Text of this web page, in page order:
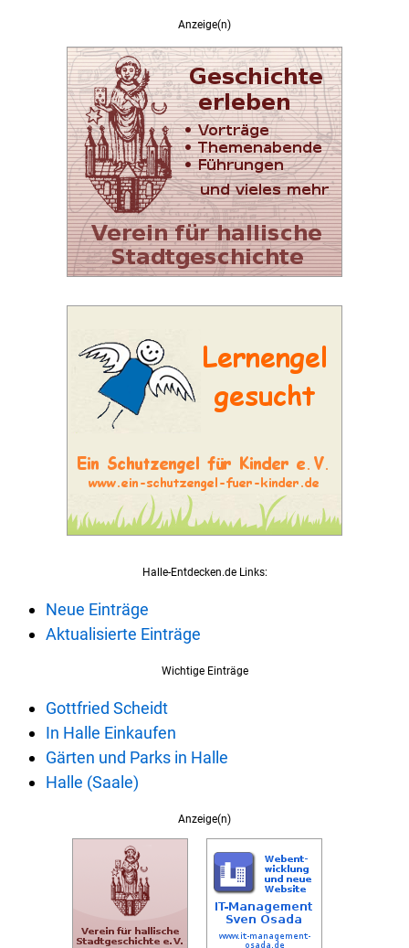
Anzeige(n)
Halle-Entdecken.de Links:
Neue Einträge
Aktualisierte Einträge
Wichtige Einträge
Gottfried Scheidt
In Halle Einkaufen
Gärten und Parks in Halle
Halle (Saale)
Anzeige(n)